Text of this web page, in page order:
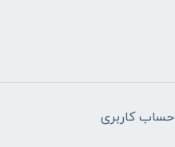
حساب کاربری